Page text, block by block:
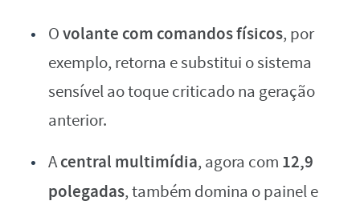
Ovolante com comandos físicos, por
exemplo, retorna e substitui o sistema
sensível ao toque criticado na geração
anterior.
Acentral multimídia, agora com 12,9
polegadas, também domina o painel e